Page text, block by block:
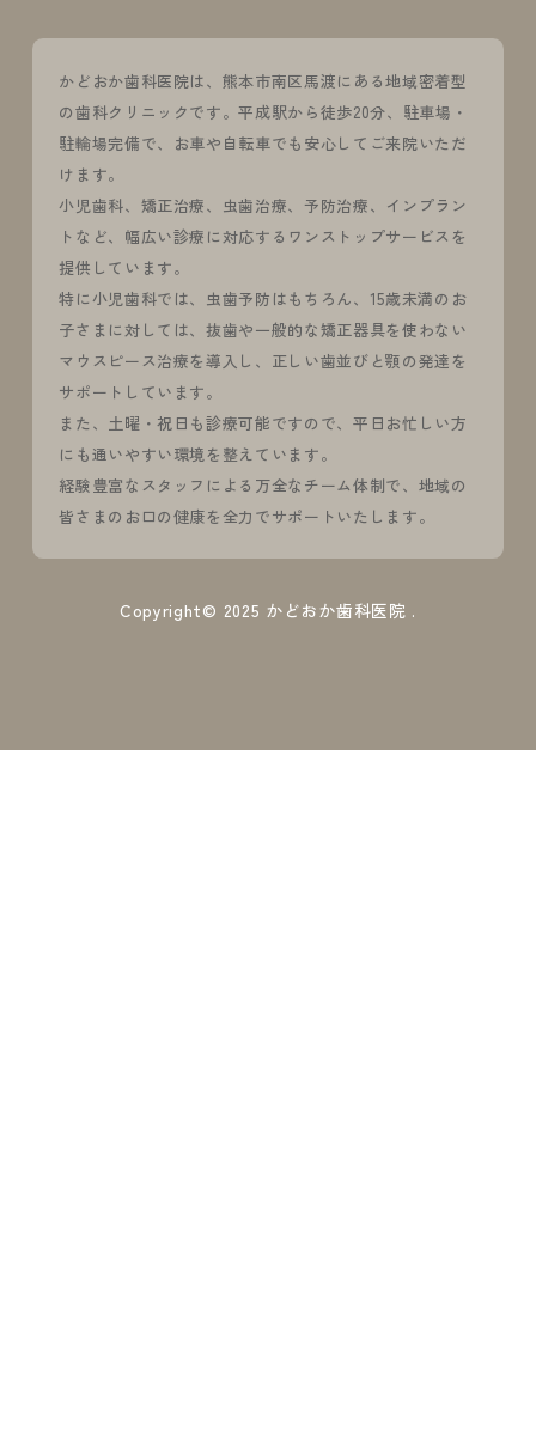
かどおか歯科医院は、熊本市南区馬渡にある地域密着型
の歯科クリニックです。平成駅から徒歩20分、駐車場・
駐輪場完備で、お車や自転車でも安心してご来院いただ
けます。
小児歯科、矯正治療、虫歯治療、予防治療、インプラン
トなど、幅広い診療に対応するワンストップサービスを
提供しています。
特に小児歯科では、虫歯予防はもちろん、15歳未満のお
子さまに対しては、抜歯や一般的な矯正器具を使わない
マウスピース治療を導入し、正しい歯並びと顎の発達を
サポートしています。
また、土曜・祝日も診療可能ですので、平日お忙しい方
にも通いやすい環境を整えています。
経験豊富なスタッフによる万全なチーム体制で、地域の
皆さまのお口の健康を全力でサポートいたします。
Copyright© 2025 かどおか歯科医院 .